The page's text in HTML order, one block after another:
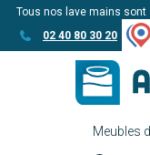
Aller
au
Aller au
contenu
Tous nos lave mains sont
02 40 80 30 20
Meubles